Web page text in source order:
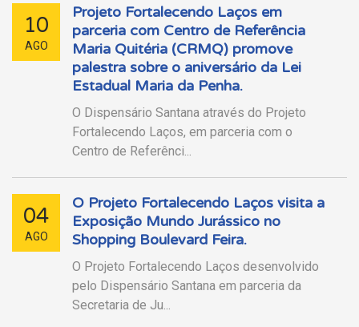
10
AGO
Projeto Fortalecendo Laços em
parceria com Centro de Referência
Maria Quitéria (CRMQ) promove
palestra sobre o aniversário da Lei
Estadual Maria da Penha.
O Dispensário Santana através do Projeto
Fortalecendo Laços, em parceria com o
Centro de Referênci...
04
AGO
O Projeto Fortalecendo Laços visita a
Exposição Mundo Jurássico no
Shopping Boulevard Feira.
O Projeto Fortalecendo Laços desenvolvido
pelo Dispensário Santana em parceria da
Secretaria de Ju...